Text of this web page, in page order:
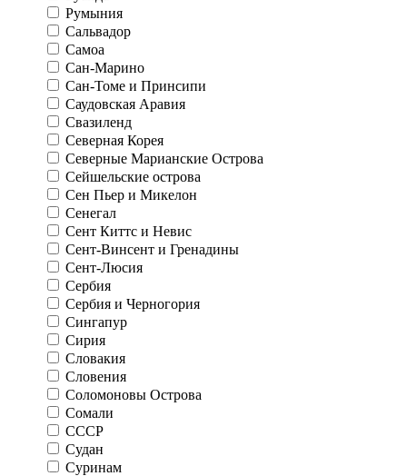
Румыния
Сальвадор
Самоа
Сан-Марино
Сан-Томе и Принсипи
Саудовская Аравия
Свазиленд
Северная Корея
Северные Марианские Острова
Сейшельские острова
Сен Пьер и Микелон
Сенегал
Сент Киттс и Невис
Сент-Винсент и Гренадины
Сент-Люсия
Сербия
Сербия и Черногория
Сингапур
Сирия
Словакия
Словения
Соломоновы Острова
Сомали
СССР
Судан
Суринам